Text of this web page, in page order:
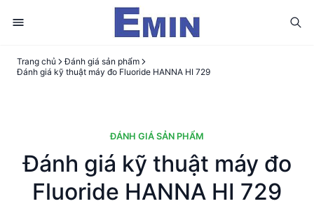
Trang chủ
Đánh giá sản phẩm
Đánh giá kỹ thuật máy đo Fluoride HANNA HI 729
ĐÁNH GIÁ SẢN PHẨM
Đánh giá kỹ thuật máy đo
Fluoride HANNA HI 729